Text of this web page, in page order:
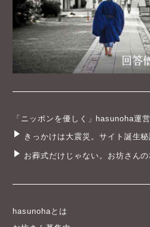
「ニッポンを優しく」hasunoha運
きっかけは大震災。サイト誕生秘
お葬式だけじゃない。お坊さん
hasunohaとは